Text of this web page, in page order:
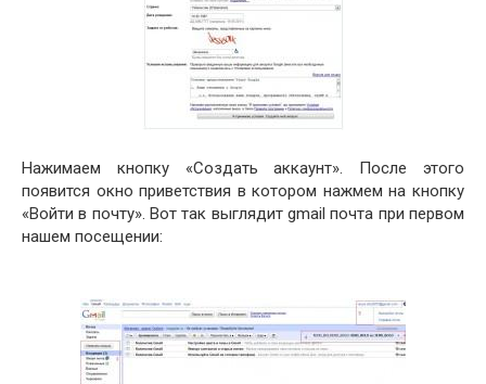
Нажимаем кнопку «Создать аккаунт». После этого
появится окно приветствия в котором нажмем на кнопку
«Войти в почту». Вот так выглядит gmail почта при первом
нашем посещении: